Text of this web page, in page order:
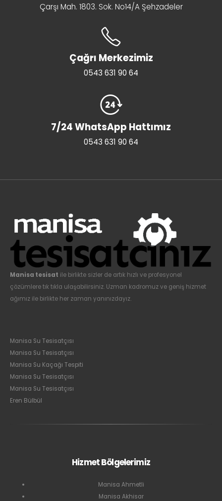
Çarşı Mah. 1803. Sok. No14/A Şehzadeler
Çağrı Merkezimiz
0543 631 90 64
7/24 WhatsApp Hattımız
0543 631 90 64
Manisa tesisat ile birlikte sizler de artık hızlı ve profesyonel
çözümlere tık tıkla ulaşabilirsiniz. Uzman kadromuz ve geniş hizmet
ağımız ile birlikte her zaman yanınızdayız.
Manisa Su Tesisatçısı
Manisa Su Tesisatçısı
Manisa Su Kaçağı Tespiti
Manisa Su Tesisatçısı
Manisa Su Tesisatçısı
Eren Bülbül
Hizmet Bölgelerimiz
Manisa Ahmetli
Manisa Akhisar